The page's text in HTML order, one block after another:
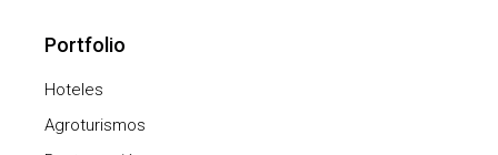
Portfolio
Hoteles
Agroturismos